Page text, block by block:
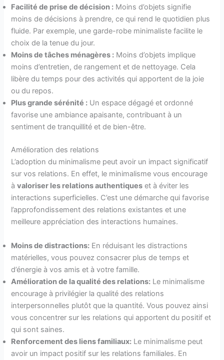
Facilité de prise de décision : Moins d’objets signifie
moins de décisions à prendre, ce qui rend le quotidien plus
fluide. Par exemple, une garde-robe minimaliste facilite le
choix de la tenue du jour.
Moins de tâches ménagères : Moins d’objets implique
moins d’entretien, de rangement et de nettoyage. Cela
libère du temps pour des activités qui apportent de la joie
ou du repos.
Plus grande sérénité : Un espace dégagé et ordonné
favorise une ambiance apaisante, contribuant à un
sentiment de tranquillité et de bien-être.
Amélioration des relations
L’adoption du minimalisme peut avoir un impact significatif
sur vos relations. En effet, le minimalisme vous encourage
àvaloriser les relations authentiques et à éviter les
interactions superficielles. C’est une démarche qui favorise
l’approfondissement des relations existantes et une
meilleure appréciation des interactions humaines.
Moins de distractions: En réduisant les distractions
matérielles, vous pouvez consacrer plus de temps et
d’énergie à vos amis et à votre famille.
Amélioration de la qualité des relations: Le minimalisme
encourage à privilégier la qualité des relations
interpersonnelles plutôt que la quantité. Vous pouvez ainsi
vous concentrer sur les relations qui apportent du positif et
qui sont saines.
Renforcement des liens familiaux: Le minimalisme peut
avoir un impact positif sur les relations familiales. En